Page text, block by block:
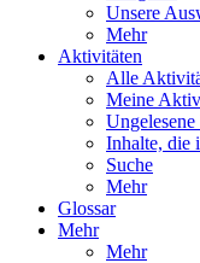
Unsere
Mehr
Aktivitäten
Alle
Meine
Inhalte, die
Suche
Mehr
Glossar
Mehr
Mehr